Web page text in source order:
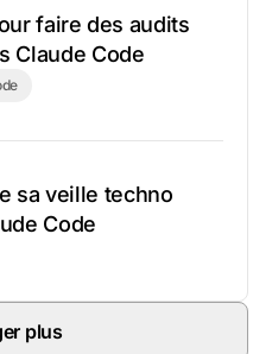
faire des audits
Claude Code
sa veille techno
Code
plus